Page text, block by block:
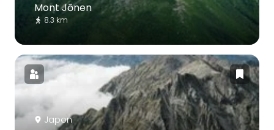
Mont Jōnen
8.3 km
Japon